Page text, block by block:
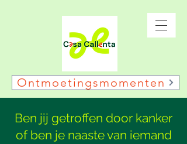
Ontmoetingsmomenten
Ben jij getroffen door kanker
of ben je naaste van iemand